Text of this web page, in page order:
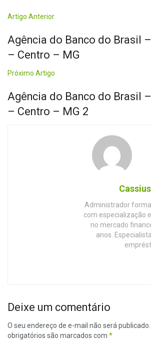
Artigo Anterior
Agência do Banco do Brasil
– Centro – MG
Próximo Artigo
Agência do Banco do Brasil
– Centro – MG 2
Administrador
com especialização
no mercado
anos.
Deixe um comentário
O seu endereço de e-mail não será publicado.
obrigatórios são marcados com *